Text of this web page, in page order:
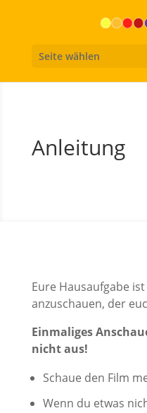
Seite wählen
Anleitung
Eure Hausaufgabe
anzuschauen, der
Einmaliges
nicht aus!
Schaue den Film
Wenn du etwas